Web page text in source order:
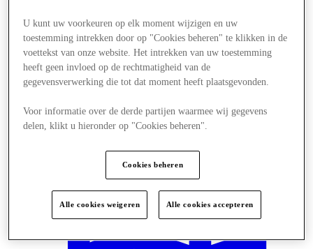
Aanbiedingen
U kunt uw voorkeuren op elk moment wijzigen en uw
toestemming intrekken door op "Cookies beheren" te klikken in de
voettekst van onze website. Het intrekken van uw toestemming
heeft geen invloed op de rechtmatigheid van de
gegevensverwerking die tot dat moment heeft plaatsgevonden.
Voor informatie over de derde partijen waarmee wij gegevens
delen, klikt u hieronder op "Cookies beheren".
Cookies beheren
Alle cookies weigeren Alle cookies accepteren